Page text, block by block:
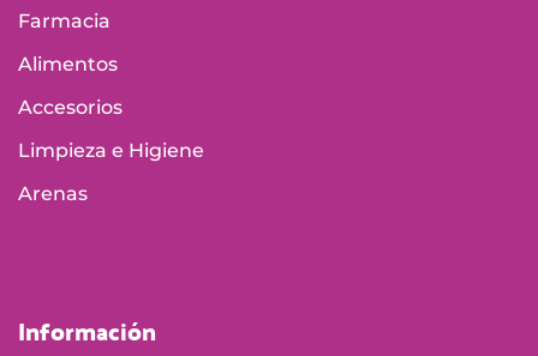
Farmacia
Alimentos
Accesorios
Limpieza e Higiene
Arenas
Información